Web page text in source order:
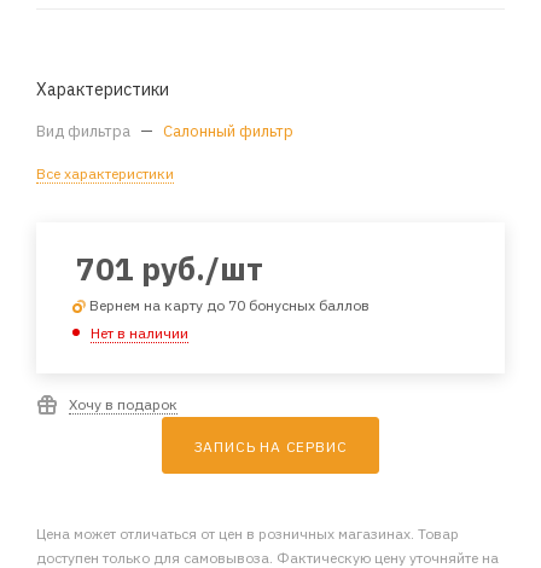
Характеристики
Вид фильтра — Салонный фильтр
Все характеристики
701 руб./шт
Вернем на карту до 70 бонусных баллов
Нет в наличии
Хочу в подарок
ЗАПИСЬ НА СЕРВИС
Цена может отличаться от цен в розничных магазинах. Товар
доступен только для самовывоза. Фактическую цену уточняйте на